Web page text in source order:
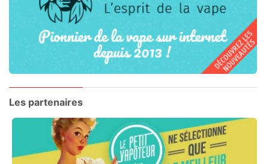
Les partenaires